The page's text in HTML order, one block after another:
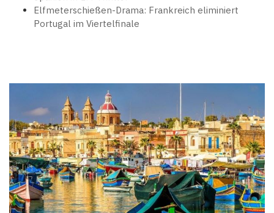
Elfmeterschießen-Drama: Frankreich eliminiert
Portugal im Viertelfinale